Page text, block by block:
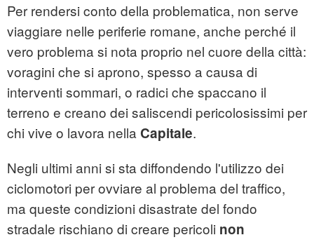
Per rendersi conto della problematica, non serve
viaggiare nelle periferie romane, anche perché il
vero problema si nota proprio nel cuore della città:
voragini che si aprono, spesso a causa di
interventi sommari, o radici che spaccano il
terreno e creano dei saliscendi pericolosissimi per
chi vive o lavora nella Capitale.
Negli ultimi anni si sta diffondendo l'utilizzo dei
ciclomotori per ovviare al problema del traffico,
ma queste condizioni disastrate del fondo
stradale rischiano di creare pericoli non